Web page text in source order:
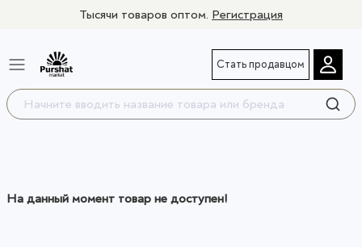
Тысячи товаров оптом. Регистрация
Стать продавцом
На данный момент товар не доступен!